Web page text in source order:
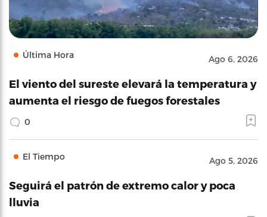
Última Hora Ago 6, 2026
El viento del sureste elevará la temperatura y
aumenta el riesgo de fuegos forestales
0
El Tiempo Ago 5, 2026
Seguirá el patrón de extremo calor y poca
lluvia